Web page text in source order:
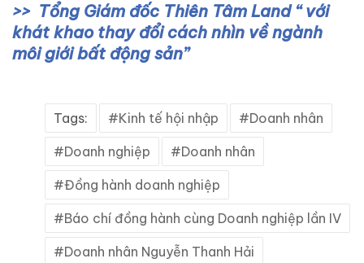
Tổng Giám đốc Thiên Tâm Land “ với
khát khao thay đổi cách nhìn về ngành
môi giới bất động sản”
Tags: Kinh tế hội nhập Doanh nhân
Doanh nghiệp Doanh nhân
Đồng hành doanh nghiệp
Báo chí đồng hành cùng Doanh nghiệp lần IV
Doanh nhân Nguyễn Thanh Hải